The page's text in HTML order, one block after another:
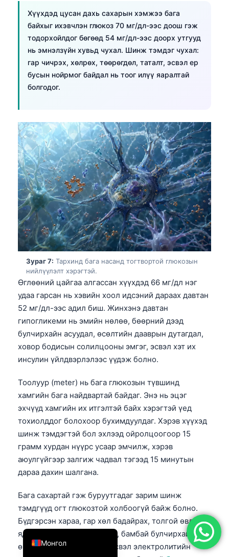
Хүүхдэд цусан дахь сахарын хэмжээ бага
байхыг ихэвчлэн глюкоз 70 мг/дл-ээс доош гэж
тодорхойлдог бөгөөд 54 мг/дл-ээс доорх утгууд
нь эмнэлзүйн хувьд чухал. Шинж тэмдэг чухал:
гар чичрэх, хөлрөх, төөрөгдөл, таталт, эсвэл ер
бусын нойрмог байдал нь тоог илүү яаралтай
болгодог.
Зураг 7: Тархинд бага насанд тогтвортой глюкозын
нийлүүлэлт хэрэгтэй.
Өглөөний цайгаа алгассан хүүхдэд 66 мг/дл нэг
удаа гарсан нь хэвийн хоол идсэний дараах давтан
52 мг/дл-ээс адил биш. Жинхэнэ давтан
гипогликеми нь эмийн нөлөө, бөөрний дээд
булчирхайн асуудал, өсөлтийн дааврын дутагдал,
ховор бодисын солилцооны эмгэг, эсвэл хэт их
инсулин үйлдвэрлэлээс үүдэж болно.
Тоолуур (meter) нь бага глюкозын түвшинд
хамгийн бага найдвартай байдаг. Энэ нь эцэг
эхчүүд хамгийн их итгэлтэй байх хэрэгтэй үед
тохиолддог болохоор бухимдуулдаг. Хэрэв хүүхэд
шинж тэмдэгтэй бол эхлээд ойролцоогоор 15
грамм хурдан нүүрс усаар эмчилж, хэрэв
аюулгүйгээр залгиж чадвал тэгээд 15 минутын
дараа дахин шалгана.
Бага сахартай гэж буруутгадаг зарим шинж
тэмдгүүд огт глюкозтой холбоогүй байж болно.
Бүдгэрсэн хараа, гар хөл бадайрах, толгой өвдөх,
ядрах нь мөн цус багадалт, бамбай булчирхайн
өвчин, B12-ийн асуудал, эсвэл электролитийн
Монгол
English
Deutsch
العربية
Français
עִבְרִית
Español
Português
Ελληνικά
Română
简体中文
فارسی
Български
Dansk
Nederlands
Bahasa Indonesia
Հայերեն
Íslenska
Српски језик
Svenska
Bosanski
Azərbaycan dili
Čeština
ქართული
Русский
Lietuvių kalba
Polski